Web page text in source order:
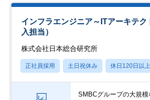
インフラエンジニア～ITアーキテク
入担当）
株式会社日本総合研究所
正社員採用 土日祝休み 休日120日以上
SMBCグループの大規